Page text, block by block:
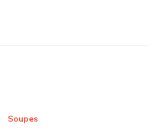
Soupes